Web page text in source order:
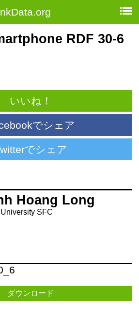
RDF 30-6
いいね！
でシェア
でシェア
Hoang Long
SFC
ダウンロード